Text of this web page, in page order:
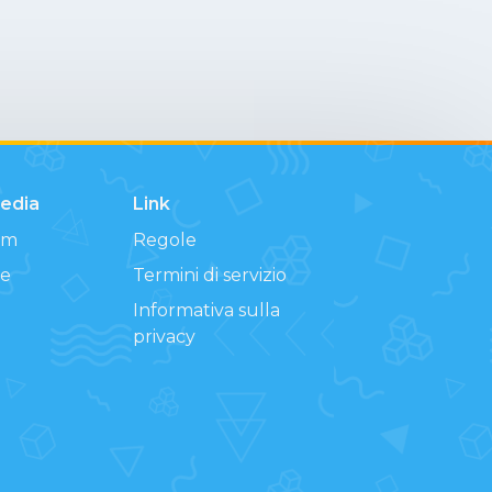
Link
Regole
Termini di servizio
Informativa sulla
privacy